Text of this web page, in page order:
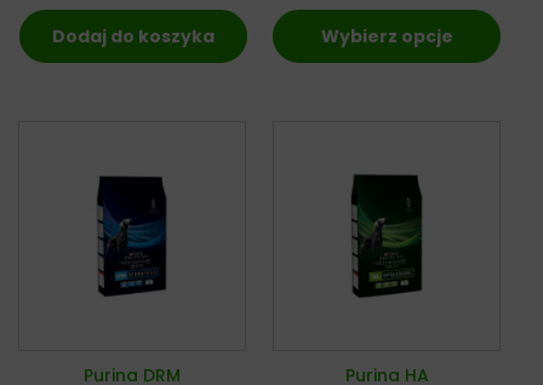
Dodaj do koszyka Wybierz opcje
Purina DRM
Purina HA